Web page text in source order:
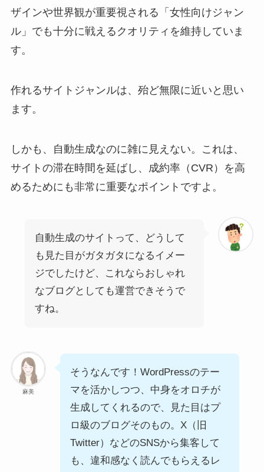
ザインや世界観が重要視される「女性向けジャン
ル」でも十分に戦えるクオリティを維持していま
す。
作れるサイトジャンルは、殆ど無限に近いと思い
ます。
しかも、自動生成なのに雑に見えない。これは、
サイトの滞在時間を延ばし、成約率（CVR）を高
めるためにも非常に重要なポイントですよ。
自動生成のサイトって、どうして
も見た目がガタガタになるイメー
ジでしたけど、これならおしゃれ
なブログとしても運営できそうで
すね。
麻美
そうなんです！WordPressのテー
マを活かしつつ、中身をオロチが
生成してくれるので、見た目はプ
ロ級のブログそのもの。X（旧
Twitter）などのSNSから集客して
も、違和感なく読んでもらえるレ